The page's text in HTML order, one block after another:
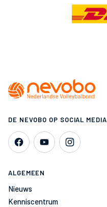
DE NEVOBO OP SOCIAL MEDIA
ALGEMEEN
Nieuws
Kenniscentrum